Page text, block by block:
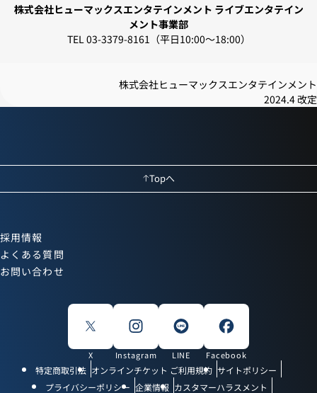
株式会社ヒューマックスエンタテインメント ライブエンタテイン
メント事業部
TEL 03-3379-8161（平日10:00～18:00）
株式会社ヒューマックスエンタテインメント
2024.4 改定
Topへ
採用情報
よくある質問
お問い合わせ
X Instagram LINE Facebook
特定商取引法 オンラインチケット ご利用規約 サイトポリシー
プライバシーポリシー 企業情報 カスタマーハラスメント